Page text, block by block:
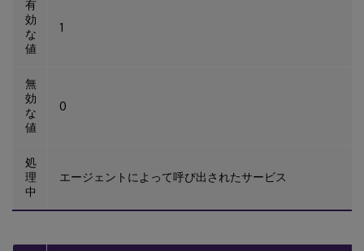
有
効
な
値
1
無
効
な
値
0
処
理
中
エージェントによって呼び出されたサービス